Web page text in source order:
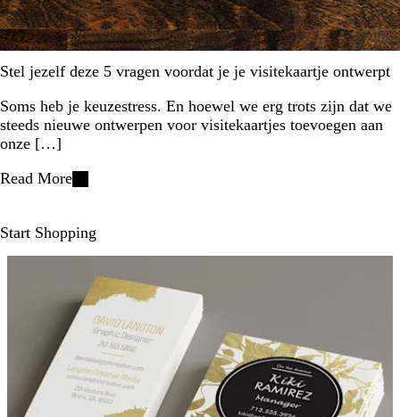
Stel jezelf deze 5 vragen voordat je je visitekaartje ontwerpt
Soms heb je keuzestress. En hoewel we erg trots zijn dat we
steeds nieuwe ontwerpen voor visitekaartjes toevoegen aan
onze […]
Read More
Start Shopping